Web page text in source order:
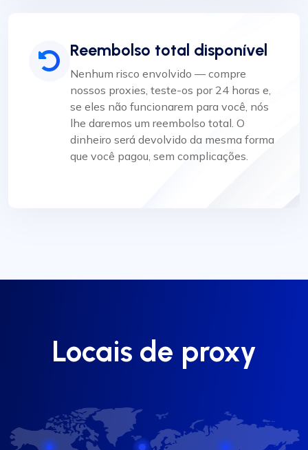
Reembolso total disponível
Nenhum risco envolvido — compre
nossos proxies, teste-os por 24 horas e,
se eles não funcionarem para você, nós
lhe daremos um reembolso total. O
dinheiro será devolvido da mesma forma
que você pagou, sem complicações.
Locais de proxy